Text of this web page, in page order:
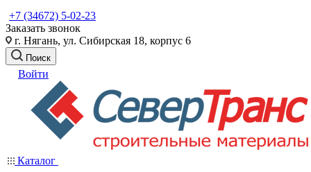
+7 (34672) 5-02-23
Заказать звонок
г. Нягань, ул. Сибирская 18, корпус 6
Поиск
Войти
Каталог